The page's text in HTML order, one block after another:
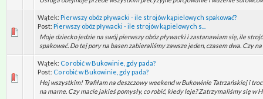
Wątek: Pierwszy obóz pływacki - ile strojów kąpielowych spakować?
Post: Pierwszy obóz pływacki - ile strojów kąpielowych s...
Moje dziecko jedzie na swój pierwszy obóz pływacki i zastanawiam się, ile
spakować. Do tej pory na basen zabieraliśmy zawsze jeden, czasem dwa. Czy na
Wątek: Co robić w Bukowinie, gdy pada?
Post: Co robić w Bukowinie, gdy pada?
Hej wszystkim! Trafiłam na deszczowy weekend w Bukowinie Tatrzańskiej i
na marne. Czy macie jakieś pomysły, co robić, kiedy leje? Zatrzymaliśmy się w